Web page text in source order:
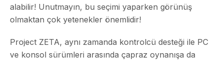
alabilir! Unutmayın, bu seçimi yaparken görünüş
olmaktan çok yetenekler önemlidir!
Project ZETA, aynı zamanda kontrolcü desteği ile PC
ve konsol sürümleri arasında çapraz oynanışa da